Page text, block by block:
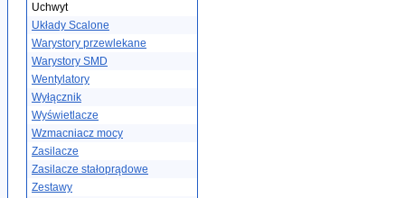
Uchwyt
Układy Scalone
Warystory przewlekane
Warystory SMD
Wentylatory
Wyłącznik
Wyświetlacze
Wzmacniacz mocy
Zasilacze
Zasilacze stałoprądowe
Zestawy